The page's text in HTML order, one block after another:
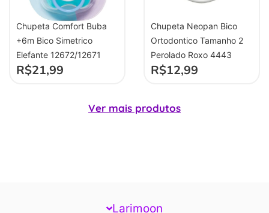
Chupeta Comfort Buba
+6m Bico Simetrico
Elefante 12672/12671
R$21,99
Chupeta Neopan Bico
Ortodontico Tamanho 2
Perolado Roxo 4443
R$12,99
Ver mais produtos
Larimoon